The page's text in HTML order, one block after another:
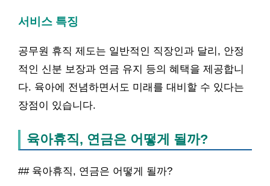
서비스 특징
공무원 휴직 제도는 일반적인 직장인과 달리, 안정
적인 신분 보장과 연금 유지 등의 혜택을 제공합니
다. 육아에 전념하면서도 미래를 대비할 수 있다는
장점이 있습니다.
육아휴직, 연금은 어떻게 될까?
## 육아휴직, 연금은 어떻게 될까?